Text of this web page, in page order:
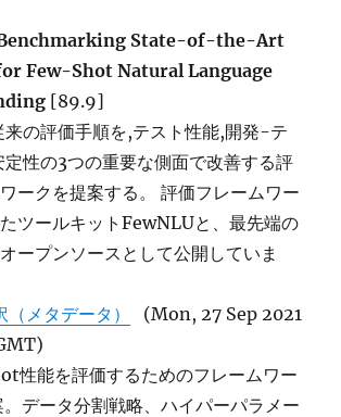
State-of-the-Art
Few-Shot Natural Language
[89.9]
来の評価手順を,テスト性能,開発-テ
定性の3つの重要な側面で改善する評
ークを提案する。 評価フレームワー
ツールキットFewNLUと、最先端の
ープンソースとして公開していま
（メタデータ）
(Mon, 27 Sep 2021
性能を評価するためのフレームワー
。データ分割戦略、ハイパーパラメー